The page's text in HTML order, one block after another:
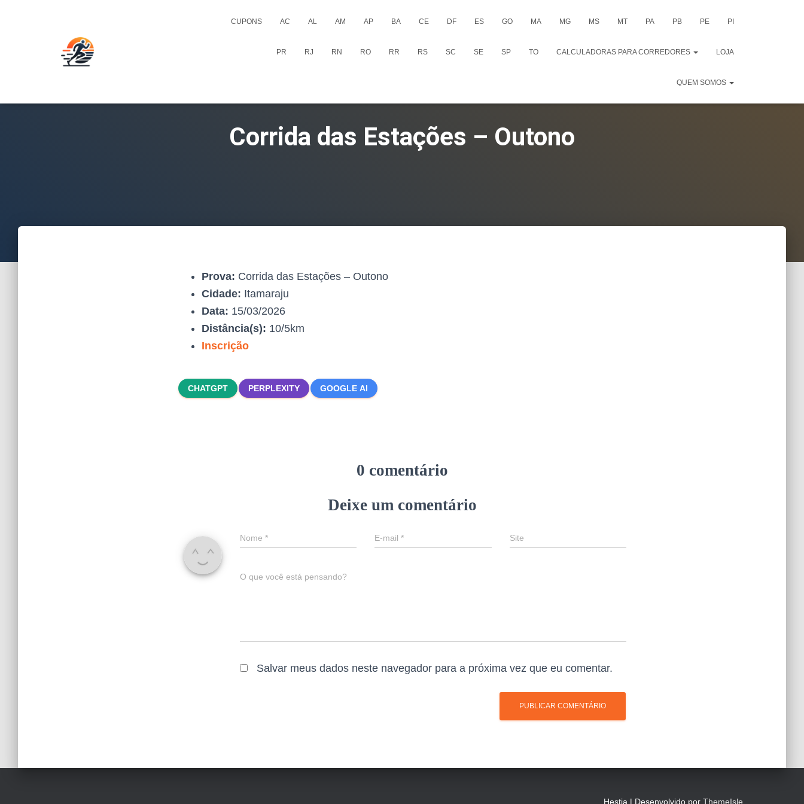
CUPONS AC AL AM AP BA CE DF ES GO MA MG MS MT PA PB PE PI
PR RJ RN RO RR RS SC SE SP TO CALCULADORAS PARA CORREDORES LOJA
QUEM SOMOS
Corrida das Estações – Outono
Prova: Corrida das Estações – Outono
Cidade: Itamaraju
Data: 15/03/2026
Distância(s): 10/5km
Inscrição
CHATGPT PERPLEXITY GOOGLE AI
0 comentário
Deixe um comentário
Nome * E-mail* Site
O que você está pensando?
Salvar meus dados neste navegador para a próxima vez que eu comentar.
Hestia | Desenvolvido por ThemeIsle